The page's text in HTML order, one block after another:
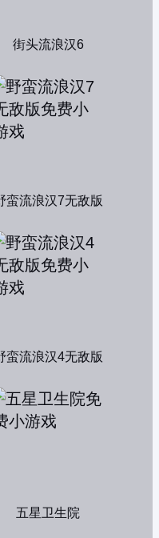
街头流浪汉6
蛮流浪汉7无敌版
蛮流浪汉4无敌版
五星卫生院